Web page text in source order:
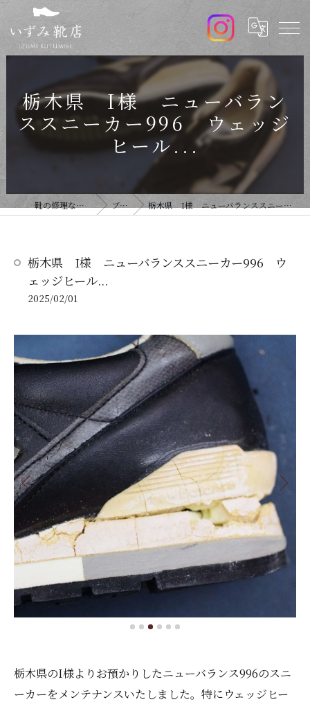
栃木県 I様 ニューバラン
ススニーカー996 ウェッジ
ヒール...
靴の修理ならいずみ靴店 ブログ 栃木県 I様 ニューバランススニーカー996 ウェッジヒール...
栃木県 I様 ニューバランススニーカー996 ウ
ェッジヒール...
2025/02/01
栃木県のI様よりお預かりしたニューバランス996のスニ
ーカーをメンテナンスいたしました。特にウェッジヒー